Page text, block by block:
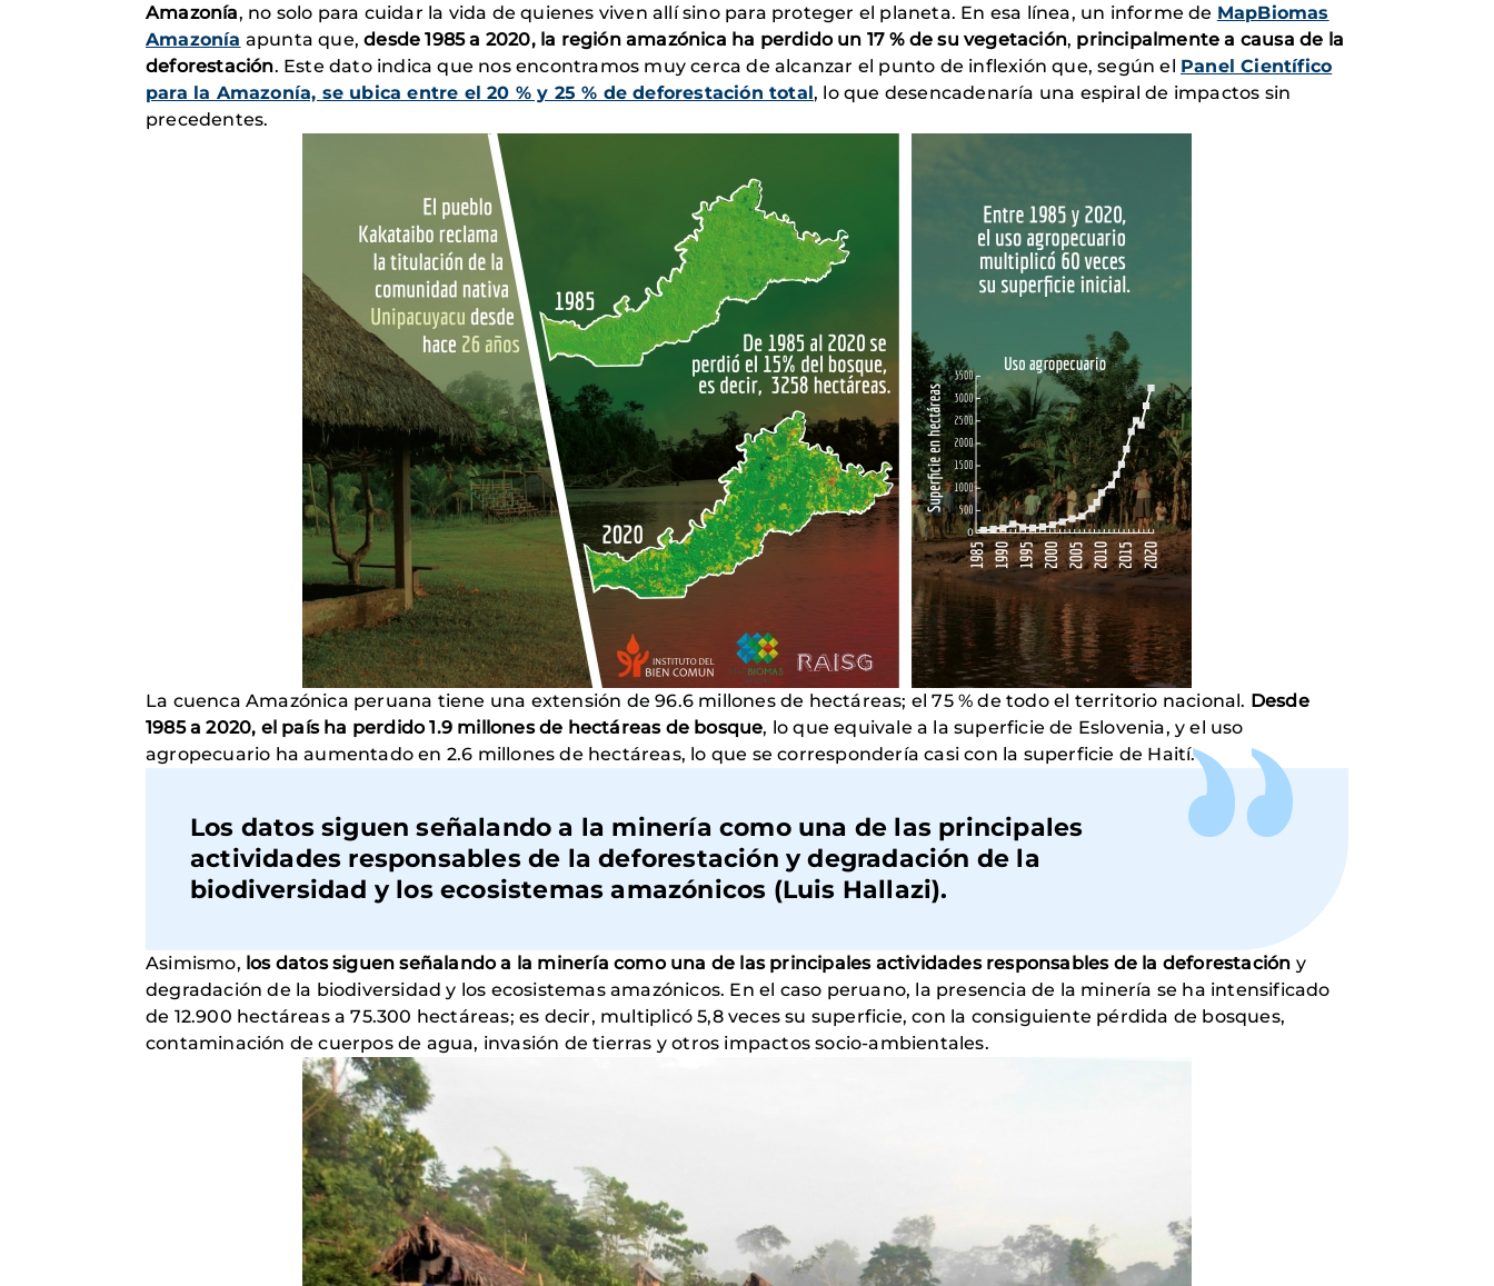
Amazonía, no solo para cuidar la vida de quienes viven allí sino para proteger el planeta. En esa línea, un informe de MapBiomas
Amazonía apunta que,desde 1985 a 2020, la región amazónica ha perdido un 17 % de su vegetación, principalmente a causa de la
deforestación. Este dato indica que nos encontramos muy cerca de alcanzar el punto de inflexión que, según el Panel Científico
para la Amazonía, se ubica entre el 20 % y 25 % de deforestación total, lo que desencadenaría una espiral de impactos sin
precedentes.
La cuenca Amazónica peruana tiene una extensión de 96.6 millones de hectáreas; el 75 % de todo el territorio nacional. Desde
1985 a 2020, el país ha perdido 1.9 millones de hectáreas de bosque, lo que equivale a la superficie de Eslovenia, y el uso
agropecuario ha aumentado en 2.6 millones de hectáreas, lo que se correspondería casi con la superficie de Haití.
Los datos siguen señalando a la minería como una de las principales
actividades responsables de la deforestación y degradación de la
biodiversidad y los ecosistemas amazónicos (Luis Hallazi).
Asimismo, los datos siguen señalando a la minería como una de las principales actividades responsables de la deforestación y
degradación de la biodiversidad y los ecosistemas amazónicos. En el caso peruano, la presencia de la minería se ha intensificado
de 12.900 hectáreas a 75.300 hectáreas; es decir, multiplicó 5,8 veces su superficie, con la consiguiente pérdida de bosques,
contaminación de cuerpos de agua, invasión de tierras y otros impactos socio-ambientales.